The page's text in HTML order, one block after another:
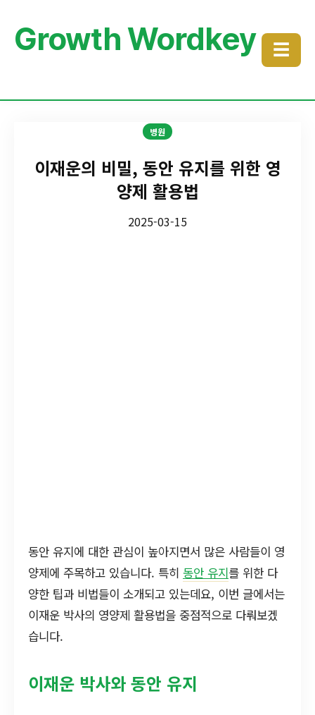
Growth Wordkey ☰
병원
이재운의 비밀, 동안 유지를 위한 영
양제 활용법
2025-03-15
동안 유지에 대한 관심이 높아지면서 많은 사람들이 영
양제에 주목하고 있습니다. 특히 동안 유지를 위한 다
양한 팁과 비법들이 소개되고 있는데요, 이번 글에서는
이재운 박사의 영양제 활용법을 중점적으로 다뤄보겠
습니다.
이재운 박사와 동안 유지